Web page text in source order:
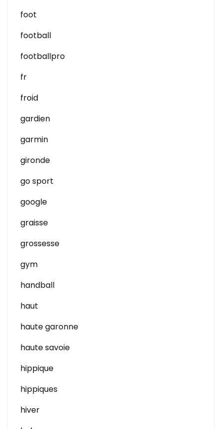
foot
football
footballpro
fr
froid
gardien
garmin
gironde
go sport
google
graisse
grossesse
gym
handball
haut
haute garonne
haute savoie
hippique
hippiques
hiver